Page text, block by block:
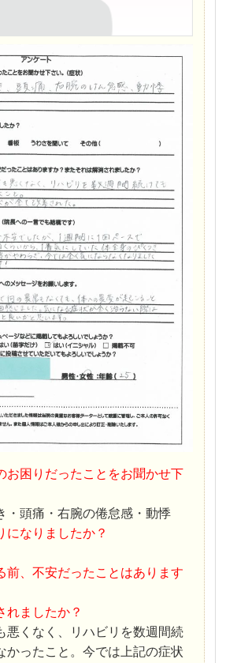
お困りだったことをお聞かせ下
・頭痛・右腕の倦怠感・動悸
になりましたか？
前、不安だったことはあります
れましたか？
悪くなく、リハビリを数週間続
かったこと。今では上記の症状